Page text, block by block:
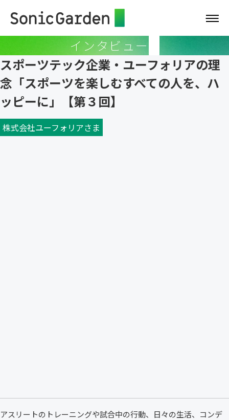
インタビュー
スポーツテック企業・ユーフォリアの理
念「スポーツを楽しむすべての人を、ハ
ッピーに」【第３回】
株式会社ユーフォリアさま
アスリートのトレーニングや試合中の行動、日々の生活、コンデ